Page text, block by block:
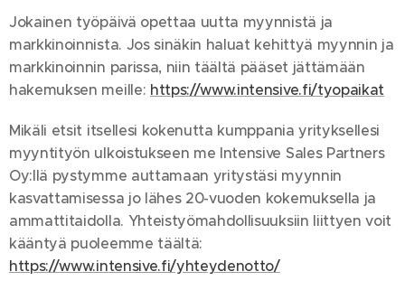
Jokainen työpäivä opettaa uutta myynnistä ja
markkinoinnista. Jos sinäkin haluat kehittyä myynnin ja
markkinoinnin parissa, niin täältä pääset jättämään
hakemuksen meille: https://www.intensive.fi/tyopaikat
Mikäli etsit itsellesi kokenutta kumppania yrityksellesi
myyntityön ulkoistukseen me Intensive Sales Partners
Oy:llä pystymme auttamaan yritystäsi myynnin
kasvattamisessa jo lähes 20-vuoden kokemuksella ja
ammattitaidolla. Yhteistyömahdollisuuksiin liittyen voit
kääntyä puoleemme täältä:
https://www.intensive.fi/yhteydenotto/